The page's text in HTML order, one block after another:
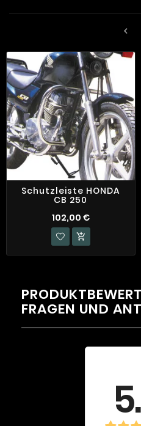

Schutzleiste HONDA
CB 250
102,00 €

FRAGEN UND